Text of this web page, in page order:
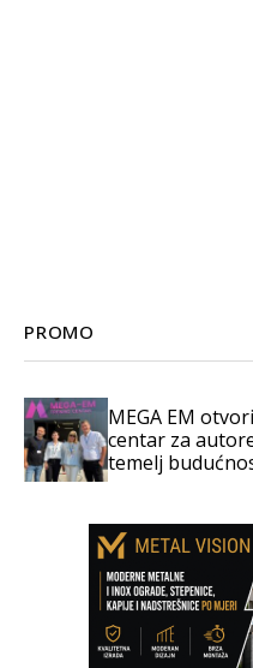
PROMO
MEGA EM
centar za
temelj